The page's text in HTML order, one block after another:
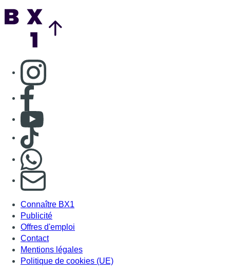
Consulter page Instagram
Consulter page Facebook
Consulter Youtube
Consulter TikTok
S'abonner à notre newsletter
Connaître BX1
Publicité
Offres d'emploi
Contact
Mentions légales
Politique de cookies (UE)